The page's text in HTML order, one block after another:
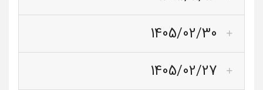
1405/02/30
1405/02/27